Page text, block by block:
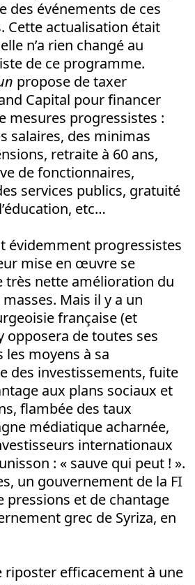
des événements de ces
Cette actualisation était
n’a rien changé au
de ce programme.
propose de taxer
Capital pour financer
mesures progressistes :
salaires, des minimas
retraite à 60 ans,
de fonctionnaires,
services publics, gratuité
etc…
évidemment progressistes
mise en œuvre se
très nette amélioration du
Mais il y a un
française (et
opposera de toutes ses
moyens à sa
des investissements, fuite
aux plans sociaux et
flambée des taux
médiatique acharnée,
internationaux
: « sauve qui peut ! ».
un gouvernement de la FI
pressions et de chantage
grec de Syriza, en
riposter efficacement à une